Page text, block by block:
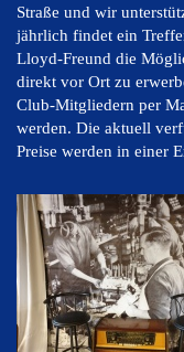
Straße und wir
jährlich findet ein
Lloyd-Freund die
direkt vor Ort zu
Club-Mitgliedern per
werden. Die aktuell
Preise werden in einer